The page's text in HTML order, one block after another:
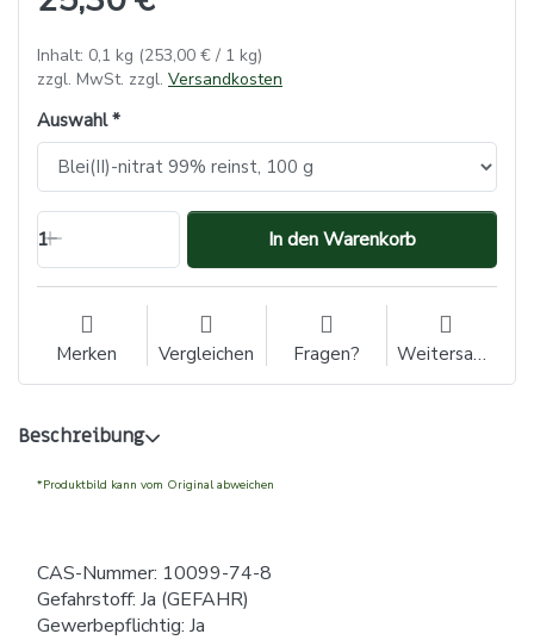
Inhalt: 0,1 kg (253,00 € / 1 kg)
zzgl. MwSt. zzgl. Versandkosten
Auswahl
1 In den Warenkorb
Merken Vergleichen Fragen? Weitersagen
Beschreibung
*Produktbild kann vom Original abweichen
CAS-Nummer: 10099-74-8
Gefahrstoff: Ja (GEFAHR)
Gewerbepflichtig: Ja